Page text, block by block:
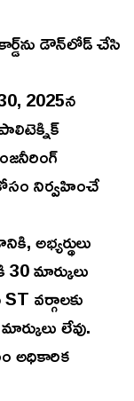
డౌన్‌లోడ్ చేసి
2025న
నిర్వహించే
అభ్యర్థులు
మార్కులు
వర్గాలకు
లేవు.
అధికారిక